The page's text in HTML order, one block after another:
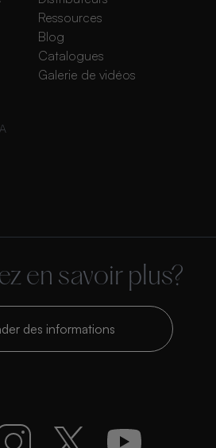
Ressources
Blog
Catalogues
Galerie de vidéos
en savoir plus?
des informations